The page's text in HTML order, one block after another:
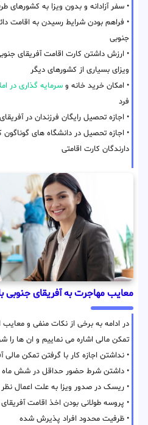
• سفر آزادانه و بدون ویزا به کشورهای
• فراهم بودن شرایط رسیدن به اقامت
جنوبی
• ارزش داشتن کارت اقامت آفریقای
ویزای بسیاری از کشورهای دیگر
• امکان خرید خانه و سرمایه گذاری در
فرد
• اجازه تحصیل رایگان فرزندان در
• اجازه تحصیل در دانشگاه های
دارندگان کارت اقامتی
معایب مهاجرت به آفریقای جنوبی
در ادامه به برخی از نکات منفی و
تمکن مالی اشاره می نماییم و ان ها را
• نداشتن اجازه کار با گرفتن تمکن مالی
• داشتن شرط حضور حداقل در شش ماه
• ریسک در صدور ویزا به علت اعمال
• پروسه طولانی بودن اخذ اقامت
• ظرفیت محدود افراد پذیرش شده